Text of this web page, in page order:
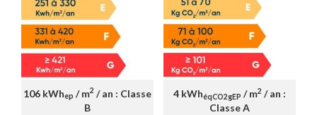
106 kWhep / m2 / an : Classe
B
4 kWhéqCO2gEP / m2 / an :
Classe A